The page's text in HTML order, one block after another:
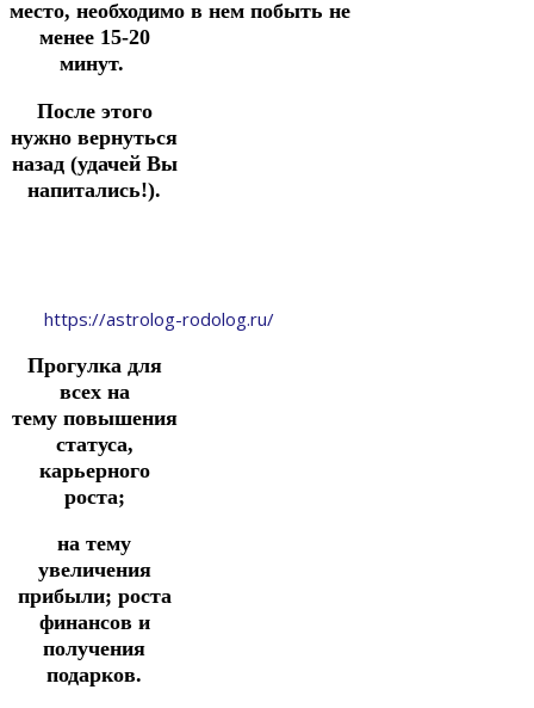
место, необходимо в нем побыть не
менее 15-20
минут.
После этого
нужно вернуться
назад (удачей Вы
напитались!).
https://astrolog-rodolog.ru/
Прогулка для
всех на
тему повышения
статуса,
карьерного
роста;
на тему
увеличения
прибыли; роста
финансов и
получения
подарков.